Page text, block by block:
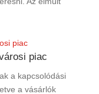
piac
a kapcsolódási
a vásárlók